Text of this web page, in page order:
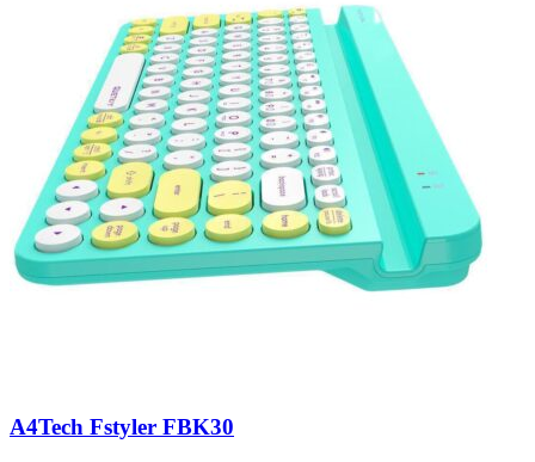
A4Tech Fstyler FBK30